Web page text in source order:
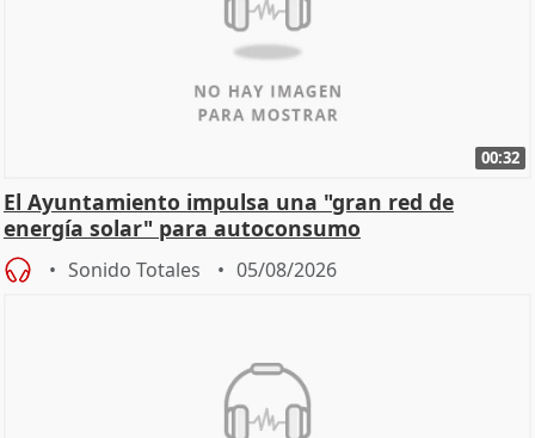
00:32
El Ayuntamiento impulsa una "gran red de
energía solar" para autoconsumo
Sonido Totales 05/08/2026